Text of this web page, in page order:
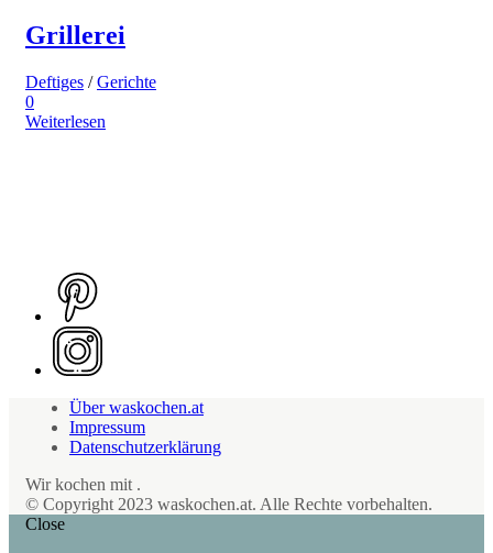
Grillerei
Deftiges /Gerichte
0
Weiterlesen
Über waskochen.at
Impressum
Datenschutzerklärung
Wir kochen mit .
© Copyright 2023 waskochen.at. Alle Rechte vorbehalten.
Close